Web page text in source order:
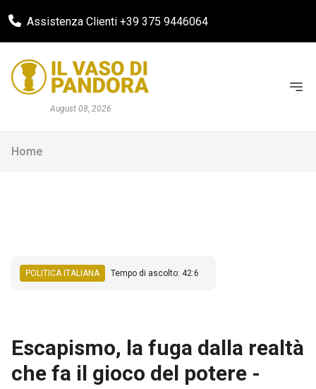
Assistenza Clienti +39 375 9446064
August 08, 2026
Home
POLITICA ITALIANA Tempo di ascolto: 42:6
Escapismo, la fuga dalla realtà
che fa il gioco del potere -